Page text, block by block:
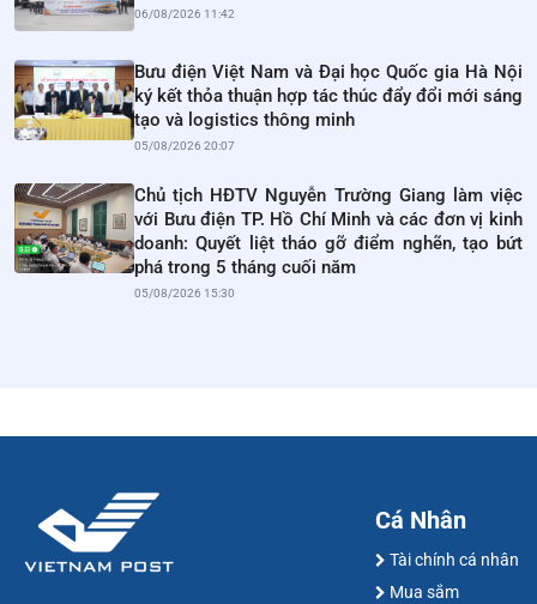
06/08/2026 11:42
Bưu điện Việt Nam và Đại học Quốc gia Hà Nội
ký kết thỏa thuận hợp tác thúc đẩy đổi mới sáng
tạo và logistics thông minh
05/08/2026 20:07
Chủ tịch HĐTV Nguyễn Trường Giang làm việc
với Bưu điện TP. Hồ Chí Minh và các đơn vị kinh
doanh: Quyết liệt tháo gỡ điểm nghẽn, tạo bứt
phá trong 5 tháng cuối năm
05/08/2026 15:30
Cá Nhân
Tài chính cá nhân
Mua sắm